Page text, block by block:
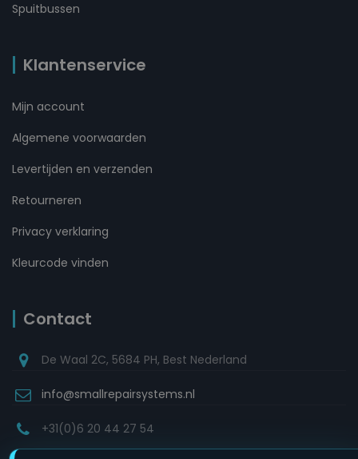
Spuitbussen
Klantenservice
Mijn account
Algemene voorwaarden
Levertijden en verzenden
Retourneren
Privacy verklaring
Kleurcode vinden
Contact
De Waal 2C, 5684 PH, Best Nederland
info@smallrepairsystems.nl
+31(0)6 20 44 27 54